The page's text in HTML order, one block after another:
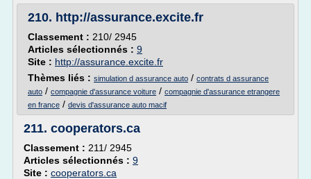
210. http://assurance.excite.fr
Classement : 210/ 2945
Articles sélectionnés : 9
Site : http://assurance.excite.fr
Thèmes liés : simulation d assurance auto / contrats d assurance
auto / compagnie d'assurance voiture / compagnie d'assurance etrangere
en france / devis d'assurance auto macif
211. cooperators.ca
Classement : 211/ 2945
Articles sélectionnés : 9
Site : cooperators.ca